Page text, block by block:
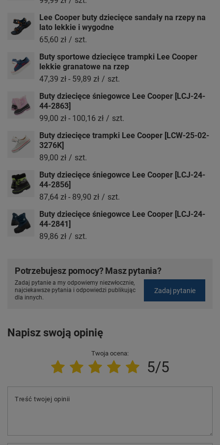
Lee Cooper buty dziecięce sandały na rzepy na
lato lekkie i wygodne
65,60 zł / szt.
Buty sportowe dziecięce trampki Lee Cooper
lekkie granatowe na rzep
47,39 zł - 59,89 zł / szt.
Buty dziecięce śniegowce Lee Cooper [LCJ-24-
44-2863]
99,00 zł - 100,16 zł / szt.
Buty dziecięce trampki Lee Cooper [LCW-25-02-
3276K]
89,00 zł / szt.
Buty dziecięce śniegowce Lee Cooper [LCJ-24-
44-2856]
87,64 zł - 89,90 zł / szt.
Buty dziecięce śniegowce Lee Cooper [LCJ-24-
44-2841]
89,86 zł / szt.
Potrzebujesz pomocy? Masz pytania?
Zadaj pytanie a my odpowiemy niezwłocznie,
najciekawsze pytania i odpowiedzi publikując
dla innych.
Zadaj pytanie
Napisz swoją opinię
Twoja ocena:
5/5
Treść twojej opinii